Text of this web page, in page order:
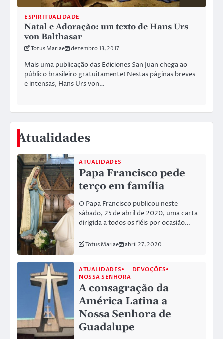
ESPIRITUALIDADE
Natal e Adoração: um texto de Hans Urs
von Balthasar
Totus Mariae dezembro 13, 2017
Mais uma publicação das Ediciones San Juan chega ao
público brasileiro gratuitamente! Nestas páginas breves
e intensas, Hans Urs von…
Atualidades
ATUALIDADES
Papa Francisco pede
terço em família
O Papa Francisco publicou neste
sábado, 25 de abril de 2020, uma carta
dirigida a todos os fiéis por ocasião…
Totus Mariae abril 27, 2020
ATUALIDADES
DEVOÇÕES
NOSSA SENHORA
A consagração da
América Latina a
Nossa Senhora de
Guadalupe